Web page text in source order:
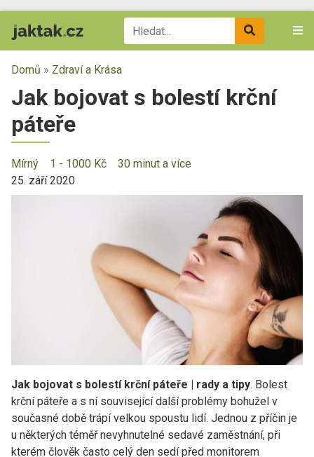
Domů » Zdraví a Krása
Jak bojovat s bolestí krční
páteře
Mírný 1 - 1000 Kč
30 minut a více
25. září 2020
Jak bojovat s bolestí krční páteře | rady a tipy. Bolest
krční páteře a s ní související další problémy bohužel v
současné době trápí velkou spoustu lidí. Jednou z příčin je
u některých téměř nevyhnutelné sedavé zaměstnání, při
kterém člověk často celý den sedí před monitorem